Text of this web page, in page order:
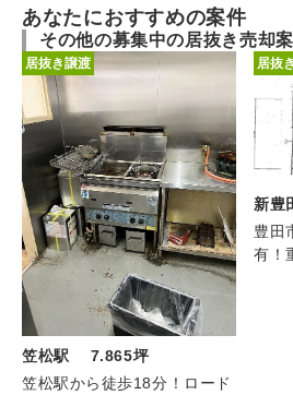
あなたにおすすめの案件
その他の募集中の居抜き売却
居抜き譲渡
笠松駅 7.865坪
笠松駅から徒歩18分！ロード
居抜
新
豊田
有！